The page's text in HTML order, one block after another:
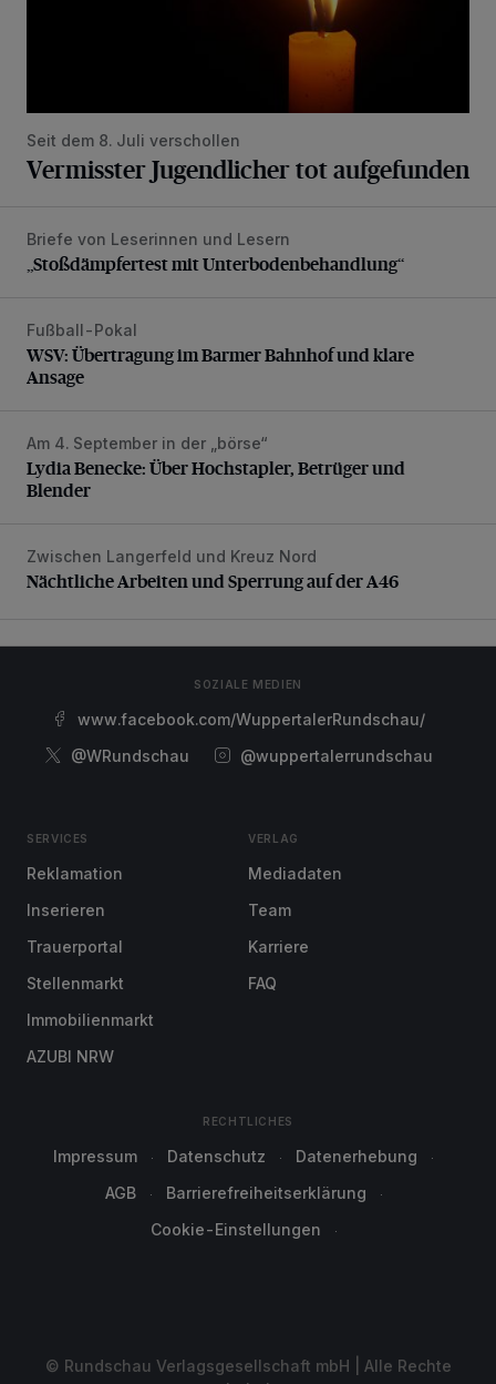
Seit dem 8. Juli verschollen
Vermisster Jugendlicher tot aufgefunden
„Stoßdämpfertest mit Unterbodenbehandlung“
Briefe von Leserinnen und Lesern
„Stoßdämpfertest mit Unterbodenbehandlung“
WSV: Übertragung im Barmer Bahnhof und klare Ansage
Fußball-Pokal
WSV: Übertragung im Barmer Bahnhof und klare
Ansage
Lydia Benecke: Über Hochstapler, Betrüger und Blender
Am 4. September in der „börse“
Lydia Benecke: Über Hochstapler, Betrüger und
Blender
Nächtliche Arbeiten und Sperrung auf der A46
Zwischen Langerfeld und Kreuz Nord
Nächtliche Arbeiten und Sperrung auf der A46
SOZIALE MEDIEN
www.facebook.com/WuppertalerRundschau/
@WRundschau
@wuppertalerrundschau
SERVICES
Reklamation
Inserieren
Trauerportal
Stellenmarkt
Immobilienmarkt
AZUBI NRW
VERLAG
Mediadaten
Team
Karriere
FAQ
RECHTLICHES
Impressum Datenschutz
Datenerhebung
AGB
Barrierefreiheitserklärung
Cookie-Einstellungen
© Rundschau Verlagsgesellschaft mbH | Alle Rechte